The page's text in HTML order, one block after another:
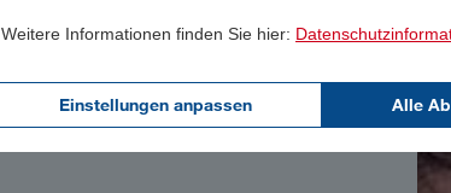
Weitere Informationen finden Sie hier:
Einstellungen anpassen Alle